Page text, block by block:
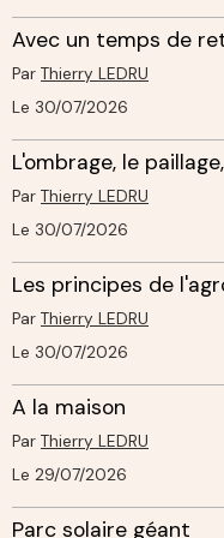
Avec un temps de
Par Thierry LEDRU
Le 30/07/2026
L'ombrage, le
Par Thierry LEDRU
Le 30/07/2026
Les principes de
Par Thierry LEDRU
Le 30/07/2026
A la maison
Par Thierry LEDRU
Le 29/07/2026
Parc solaire géant